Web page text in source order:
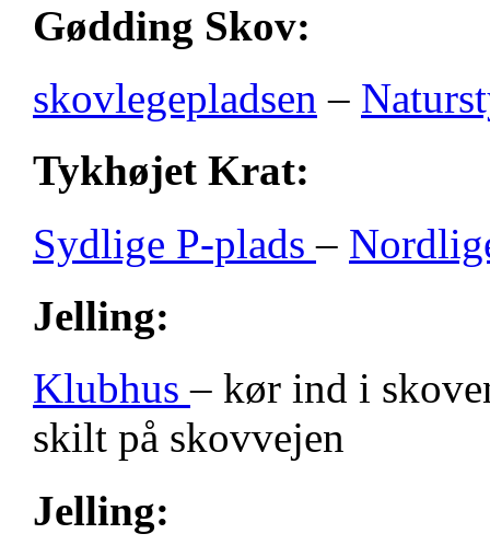
Gødding Skov:
skovlegepladsen –
Tykhøjet Krat:
Sydlige P-plads–
Jelling:
Klubhus– kør ind i
skilt på skovvejen
Jelling: